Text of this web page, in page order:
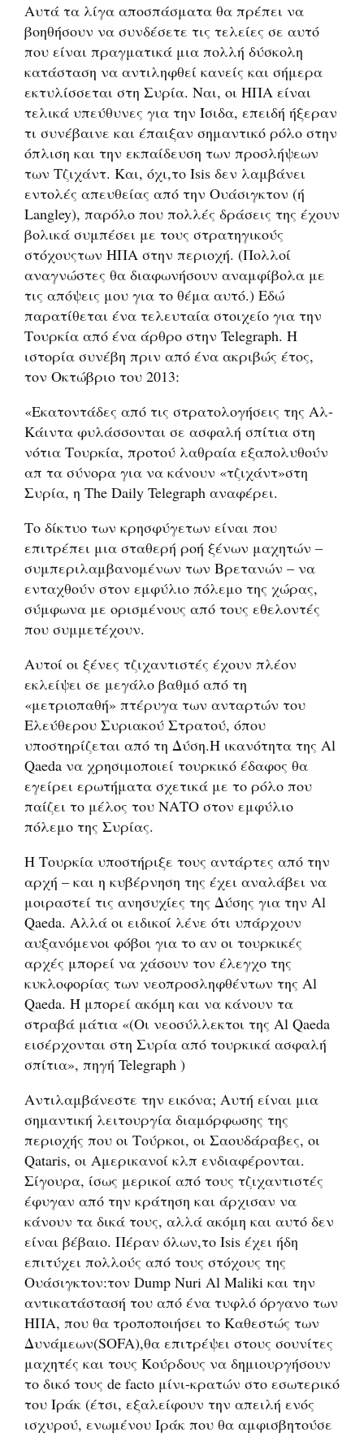
Αυτά τα λίγα αποσπάσματα θα πρέπει να
βοηθήσουν να συνδέσετε τις τελείες σε αυτό
που είναι πραγματικά μια πολλή δύσκολη
κατάσταση να αντιληφθεί κανείς και σήμερα
εκτυλίσσεται στη Συρία. Ναι, οι ΗΠΑ είναι
τελικά υπεύθυνες για την Ίσιδα, επειδή ήξεραν
τι συνέβαινε και έπαιξαν σημαντικό ρόλο στην
όπλιση και την εκπαίδευση των προσλήψεων
των Τζιχάντ. Και, όχι,το Isis δεν λαμβάνει
εντολές απευθείας από την Ουάσιγκτον (ή
Langley), παρόλο που πολλές δράσεις της έχουν
βολικά συμπέσει με τους στρατηγικούς
στόχουςτων ΗΠΑ στην περιοχή. (Πολλοί
αναγνώστες θα διαφωνήσουν αναμφίβολα με
τις απόψεις μου για το θέμα αυτό.) Εδώ
παρατίθεται ένα τελευταία στοιχείο για την
Τουρκία από ένα άρθρο στην Telegraph. Η
ιστορία συνέβη πριν από ένα ακριβώς έτος,
τον Οκτώβριο του 2013:
«Εκατοντάδες από τις στρατολογήσεις της Αλ-
Κάιντα φυλάσσονται σε ασφαλή σπίτια στη
νότια Τουρκία, προτού λαθραία εξαπολυθούν
απ τα σύνορα για να κάνουν «τζιχάντ»στη
Συρία, η The Daily Telegraph αναφέρει.
Το δίκτυο των κρησφύγετων είναι που
επιτρέπει μια σταθερή ροή ξένων μαχητών –
συμπεριλαμβανομένων των Βρετανών – να
ενταχθούν στον εμφύλιο πόλεμο της χώρας,
σύμφωνα με ορισμένους από τους εθελοντές
που συμμετέχουν.
Αυτοί οι ξένες τζιχαντιστές έχουν πλέον
εκλείψει σε μεγάλο βαθμό από τη
«μετριοπαθή» πτέρυγα των ανταρτών του
Ελεύθερου Συριακού Στρατού, όπου
υποστηρίζεται από τη Δύση.Η ικανότητα της Al
Qaeda να χρησιμοποιεί τουρκικό έδαφος θα
εγείρει ερωτήματα σχετικά με το ρόλο που
παίζει το μέλος του ΝΑΤΟ στον εμφύλιο
πόλεμο της Συρίας.
Η Τουρκία υποστήριξε τους αντάρτες από την
αρχή – και η κυβέρνηση της έχει αναλάβει να
μοιραστεί τις ανησυχίες της Δύσης για την Al
Qaeda. Αλλά οι ειδικοί λένε ότι υπάρχουν
αυξανόμενοι φόβοι για το αν οι τουρκικές
αρχές μπορεί να χάσουν τον έλεγχο της
κυκλοφορίας των νεοπροσληφθέντων της Al
Qaeda. Ή μπορεί ακόμη και να κάνουν τα
στραβά μάτια «(Oι νεοσύλλεκτοι της Al Qaeda
εισέρχονται στη Συρία από τουρκικά ασφαλή
σπίτια», πηγή Telegraph )
Αντιλαμβάνεστε την εικόνα; Αυτή είναι μια
σημαντική λειτουργία διαμόρφωσης της
περιοχής που οι Τούρκοι, οι Σαουδάραβες, οι
Qataris, οι Αμερικανοί κλπ ενδιαφέρονται.
Σίγουρα, ίσως μερικοί από τους τζιχαντιστές
έφυγαν από την κράτηση και άρχισαν να
κάνουν τα δικά τους, αλλά ακόμη και αυτό δεν
είναι βέβαιο. Πέραν όλων,το Isis έχει ήδη
επιτύχει πολλούς από τους στόχους της
Ουάσιγκτον:τον Dump Nuri Al Maliki και την
αντικατάστασή του από ένα τυφλό όργανο των
ΗΠΑ, που θα τροποποιήσει το Καθεστώς των
Δυνάμεων(SOFA),θα επιτρέψει στους σουνίτες
μαχητές και τους Κούρδους να δημιουργήσουν
το δικό τους de facto μίνι-κρατών στο εσωτερικό
του Ιράκ (έτσι, εξαλείφουν την απειλή ενός
ισχυρού, ενωμένου Ιράκ που θα αμφισβητούσε